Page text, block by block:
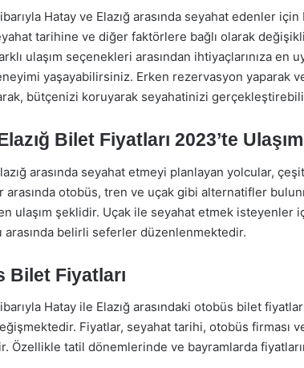
Hatay ve Elazığ arasında seyahat edenler
tarihine ve diğer faktörlere bağlı olarak
ulaşım seçenekleri arasından ihtiyaçlarınıza en
yaşayabilirsiniz. Erken rezervasyon yaparak ve
bütçenizi koruyarak seyahatinizi
Bilet Fiyatları 2023’te
arasında seyahat etmeyi planlayan yolcular,
arasında otobüs, tren ve uçak gibi alternatifler
ulaşım şeklidir. Uçak ile seyahat etmek isteyenler
arasında belirli seferler düzenlenmektedir.
Bilet Fiyatları
Hatay ile Elazığ arasındaki otobüs bilet
Fiyatlar, seyahat tarihi, otobüs firması
Özellikle tatil dönemlerinde ve bayramlarda